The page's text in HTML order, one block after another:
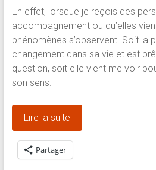
En effet, lorsque je reçois des
accompagnement ou qu’elles
phénomènes s’observent. Soit la
changement dans sa vie et est
question, soit elle vient me voir
son sens.
Lire la suite
Partager